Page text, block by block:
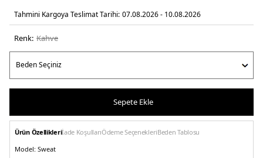
Tahmini Kargoya Teslimat Tarihi: 07.08.2026 - 10.08.2026
Renk: kahve
Sepete Ekle
Ürün Özellikleriİade KoşullarıÖdeme SeçenekleriBeden Tablosu
Model: Sweat